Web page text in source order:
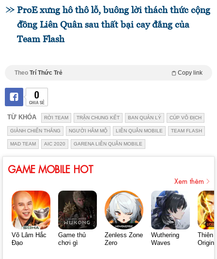
ProE xưng hô thô lỗ, buông lời thách thức cộng
đồng Liên Quân sau thất bại cay đắng của
Team Flash
Theo Trí Thức Trẻ Copy link
0
CHIA SẺ
TỪ KHÓA RỜI TEAM TRẬN CHUNG KẾT BAN QUẢN LÝ CÚP VÔ ĐỊCH
GIÀNH CHIẾN THẮNG NGƯỜI HÂM MỘ LIÊN QUÂN MOBILE TEAM FLASH
MAD TEAM AIC 2020 GARENA LIÊN QUÂN MOBILE
GAME MOBILE HOT
Xem thêm
Võ Lâm Hắc
Đạo
Game thủ
chơi gì
Zenless Zone
Zero
Wuthering
Waves
Thiên
Origin